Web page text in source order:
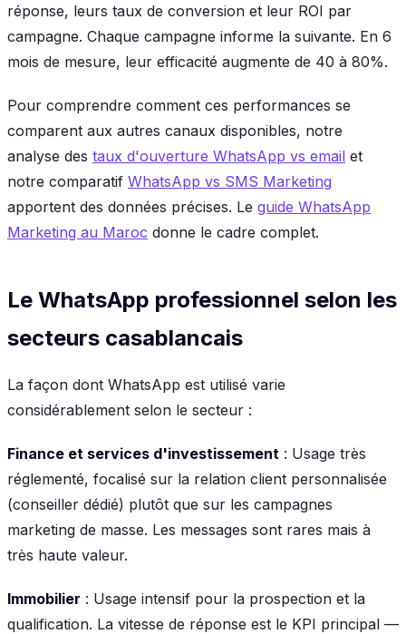
réponse, leurs taux de conversion et leur ROI par
campagne. Chaque campagne informe la suivante. En 6
mois de mesure, leur efficacité augmente de 40 à 80%.
Pour comprendre comment ces performances se
comparent aux autres canaux disponibles, notre
analyse des taux d'ouverture WhatsApp vs email et
notre comparatif WhatsApp vs SMS Marketing
apportent des données précises. Le guide WhatsApp
Marketing au Maroc donne le cadre complet.
Le WhatsApp professionnel selon les
secteurs casablancais
La façon dont WhatsApp est utilisé varie
considérablement selon le secteur :
Finance et services d'investissement : Usage très
réglementé, focalisé sur la relation client personnalisée
(conseiller dédié) plutôt que sur les campagnes
marketing de masse. Les messages sont rares mais à
très haute valeur.
Immobilier : Usage intensif pour la prospection et la
qualification. La vitesse de réponse est le KPI principal —